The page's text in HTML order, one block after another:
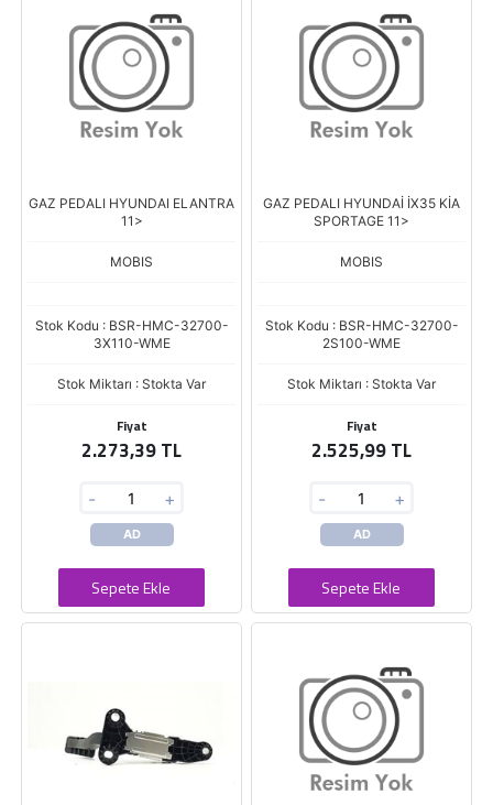
GAZ PEDALI HYUNDAI ELANTRA
11>
MOBIS
Stok Kodu : BSR-HMC-32700-
3X110-WME
Stok Miktarı : Stokta Var
Fiyat
2.273,39 TL
- +
AD
Sepete Ekle
GAZ PEDALI HYUNDAİ İX35 KİA
SPORTAGE 11>
MOBIS
Stok Kodu : BSR-HMC-32700-
2S100-WME
Stok Miktarı : Stokta Var
Fiyat
2.525,99 TL
- +
AD
Sepete Ekle